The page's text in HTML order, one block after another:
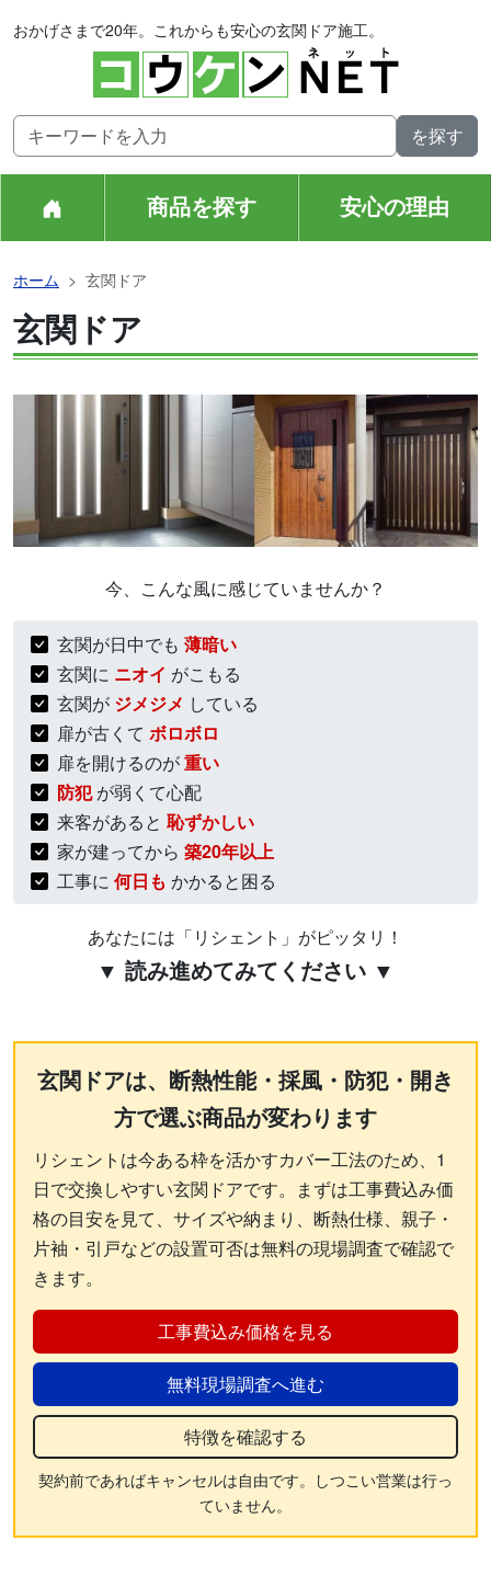
おかげさまで20年。これからも安心の玄関ドア施工。
商品を探す 安心の理由
ホーム 玄関ドア
玄関ドア
今、こんな風に感じていませんか？
玄関が日中でも 薄暗い
玄関に ニオイ がこもる
玄関が ジメジメ している
扉が古くて ボロボロ
扉を開けるのが重い
防犯が弱くて心配
来客があると 恥ずかしい
家が建ってから 築20年以上
工事に 何日も かかると困る
あなたには「リシェント」がピッタリ！
▼ 読み進めてみてください ▼
玄関ドアは、断熱性能・採風・防犯・開き
方で選ぶ商品が変わります
リシェントは今ある枠を活かすカバー工法のため、1
日で交換しやすい玄関ドアです。まずは工事費込み価
格の目安を見て、サイズや納まり、断熱仕様、親子・
片袖・引戸などの設置可否は無料の現場調査で確認で
きます。
工事費込み価格を見る
無料現場調査へ進む
特徴を確認する
契約前であればキャンセルは自由です。しつこい営業は行っ
ていません。